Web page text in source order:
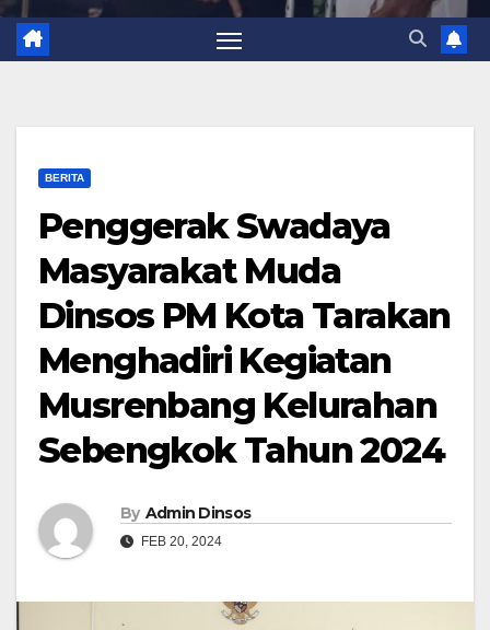
BERITA
Penggerak Swadaya
Masyarakat Muda
Dinsos PM Kota Tarakan
Menghadiri Kegiatan
Musrenbang Kelurahan
Sebengkok Tahun 2024
By Admin Dinsos
FEB 20, 2024